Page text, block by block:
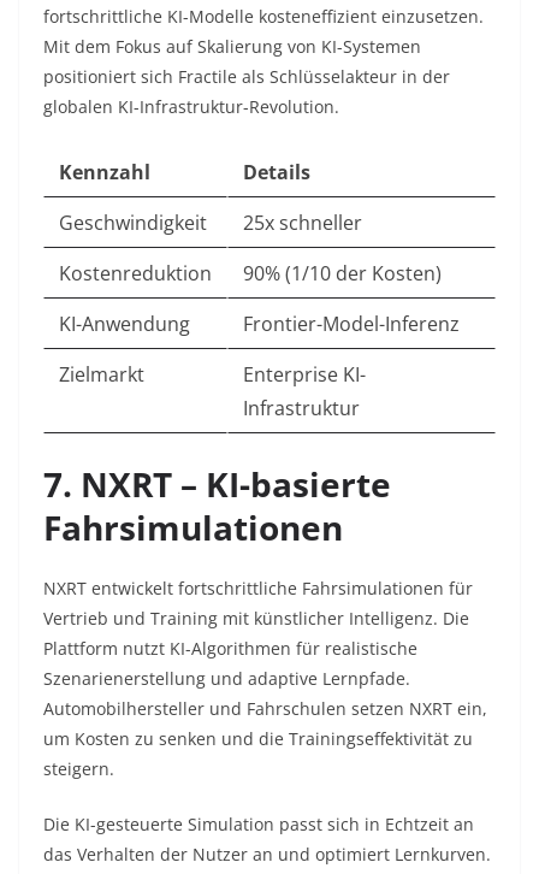
fortschrittliche KI-Modelle kosteneffizient einzusetzen.
Mit dem Fokus auf Skalierung von KI-Systemen
positioniert sich Fractile als Schlüsselakteur in der
globalen KI-Infrastruktur-Revolution.​
Kennzahl
Details
Geschwindigkeit
25x schneller
Kostenreduktion
90% (1/10 der Kosten)
KI-Anwendung
Frontier-Model-Inferenz
Zielmarkt
Enterprise KI-
Infrastruktur
7. NXRT – KI-basierte
Fahrsimulationen
NXRT entwickelt fortschrittliche Fahrsimulationen für
Vertrieb und Training mit künstlicher Intelligenz. Die
Plattform nutzt KI-Algorithmen für realistische
Szenarienerstellung und adaptive Lernpfade.
Automobilhersteller und Fahrschulen setzen NXRT ein,
um Kosten zu senken und die Trainingseffektivität zu
steigern.​
Die KI-gesteuerte Simulation passt sich in Echtzeit an
das Verhalten der Nutzer an und optimiert Lernkurven.